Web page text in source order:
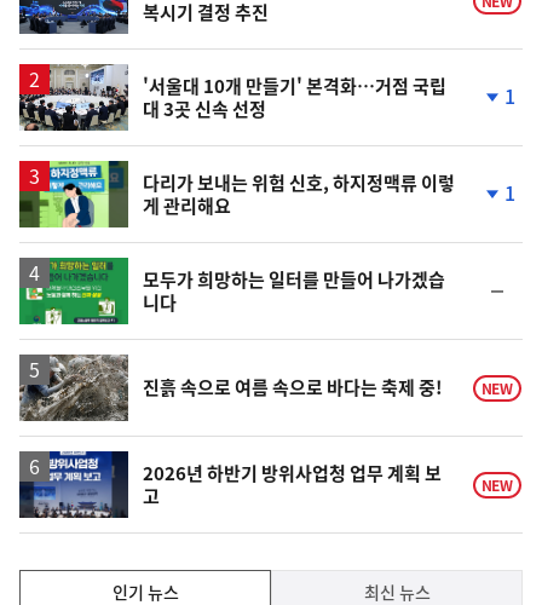
복시기 결정 추진
'서울대 10개 만들기' 본격화…거점 국립
대 3곳 신속 선정
1
다리가 보내는 위험 신호, 하지정맥류 이렇
게 관리해요
1
모두가 희망하는 일터를 만들어 나가겠습
니다
일
진흙 속으로 여름 속으로 바다는 축제 중! NEW
2026년 하반기 방위사업청 업무 계획 보
고
NEW
인기 뉴스 최신 뉴스